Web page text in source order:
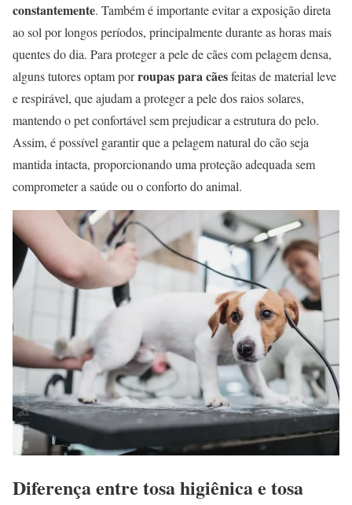
constantemente. Também é importante evitar a exposição direta
ao sol por longos períodos, principalmente durante as horas mais
quentes do dia. Para proteger a pele de cães com pelagem densa,
alguns tutores optam porroupas para cãesfeitas de material leve
e respirável, que ajudam a proteger a pele dos raios solares,
mantendo o pet confortável sem prejudicar a estrutura do pelo.
Assim, é possível garantir que a pelagem natural do cão seja
mantida intacta, proporcionando uma proteção adequada sem
comprometer a saúde ou o conforto do animal.
Diferença entre tosa higiênica e tosa